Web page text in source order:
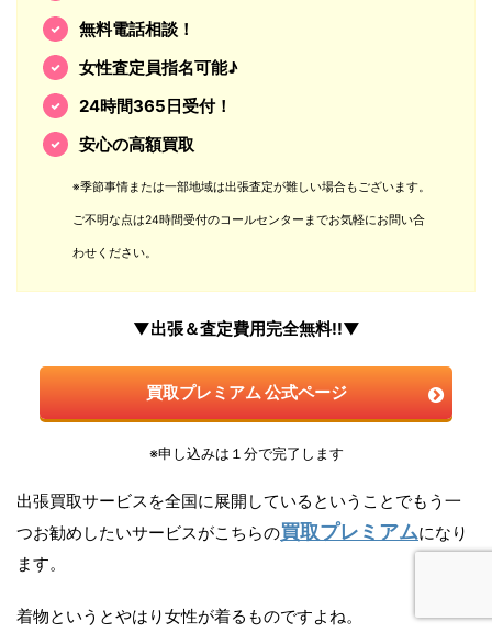
無料電話相談！
女性査定員指名可能♪
24時間365日受付！
安心の高額買取
※季節事情または一部地域は出張査定が難しい場合もございます。
ご不明な点は24時間受付のコールセンターまでお気軽にお問い合
わせください。
▼出張＆査定費用完全無料!!▼
買取プレミアム 公式ページ
※申し込みは１分で完了します
出張買取サービスを全国に展開しているということでもう一
つお勧めしたいサービスがこちらの買取プレミアムになり
ます。
着物というとやはり女性が着るものですよね。